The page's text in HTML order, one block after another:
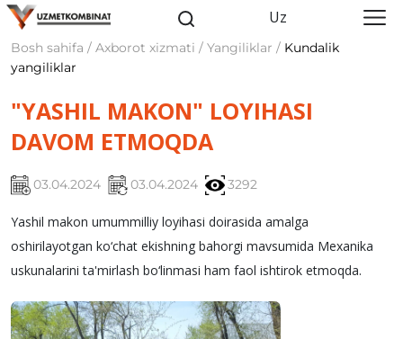
Uz
Bosh sahifa / Axborot xizmati / Yangiliklar / Kundalik
yangiliklar
"YASHIL MAKON" LOYIHASI
DAVOM ETMOQDA
03.04.2024 03.04.2024 3292
Yashil makon umummilliy loyihasi doirasida amalga
oshirilayotgan ko‘chat ekishning bahorgi mavsumida Mexanika
uskunalarini ta'mirlash bo‘linmasi ham faol ishtirok etmoqda.